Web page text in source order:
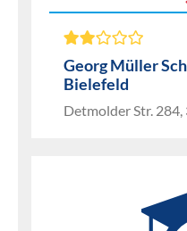
Georg Müller
Bielefeld
Detmolder Str.